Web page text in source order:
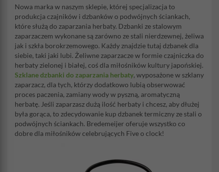
Nowa marka w naszym sklepie, której specjalizacja to
produkcja czajników i dzbanków o podwójnych ściankach,
które służą do zaparzania herbaty. Dzbanki ze stalowym
zaparzaczem wykonane są zarówno ze stali nierdzewnej, żeliwa
jak i szkła borokrzemowego. Każdy znajdzie tutaj dzbanek dla
siebie, taki jaki lubi. Żeliwne zaparzacze w formie czajniczka do
herbaty zielonej i białej, coś dla miłośników kultury japońskiej.
Szklane dzbanki do zaparzania herbaty, wyposażone w szklany
zaparzacz, dla tych, którzy dodatkowo lubią obserwować
proces paczenia, zamiany wody w pyszną, aromatyczną
herbatę. Jeśli zaparzasz dużą ilość herbaty i chcesz, aby dłużej
była gorąca, to zdecydowanie kup dzbanek termiczny ze stali o
podwójnych ściankach. Bredemeijer oferuje wszystko co
dobre dla miłośników celebrujących Five o clock!